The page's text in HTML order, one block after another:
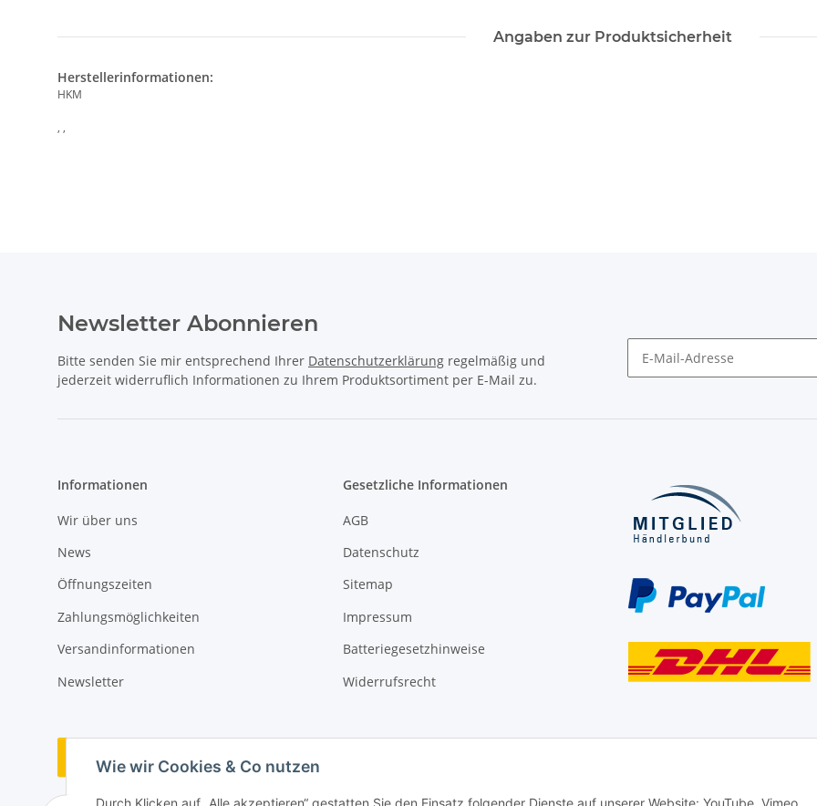
Wie wir Cookies & Co nutzen
Angaben zur Produktsicherheit
Herstellerinformationen:
HKM
, ,
Newsletter Abonnieren
Bitte senden Sie mir entsprechend Ihrer Datenschutzerklärung regelmäßig und
jederzeit widerruflich Informationen zu Ihrem Produktsortiment per E-Mail zu.
Informationen
Wir über uns
News
Öffnungszeiten
Zahlungsmöglichkeiten
Versandinformationen
Newsletter
Gesetzliche Informationen
AGB
Datenschutz
Sitemap
Impressum
Batteriegesetzhinweise
Widerrufsrecht
Vertrag widerrufen